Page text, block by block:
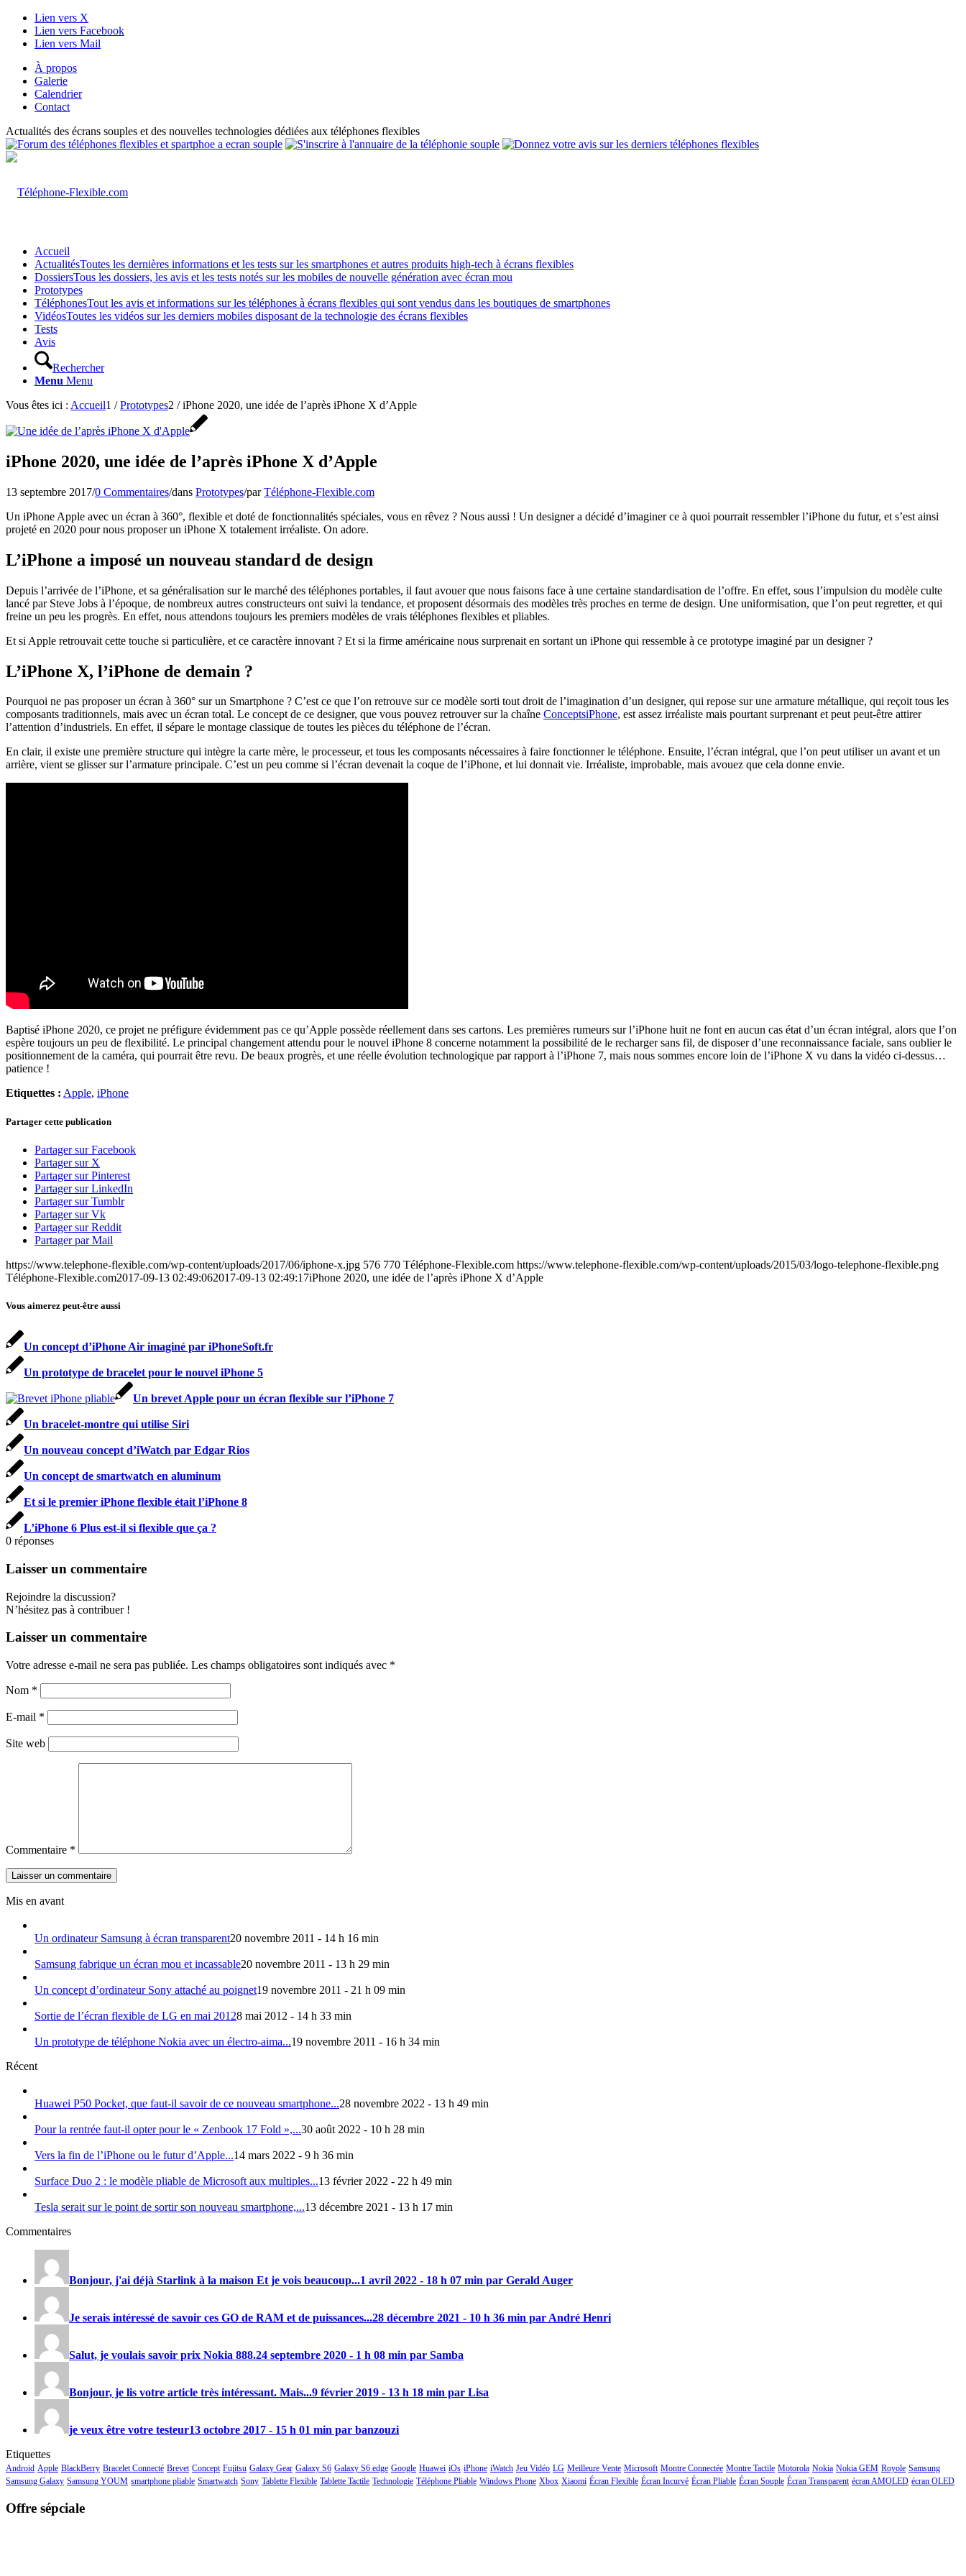
Lien vers X
Lien vers Facebook
Lien vers Mail
À propos
Galerie
Calendrier
Contact
Actualités des écrans souples et des nouvelles technologies dédiées aux téléphones flexibles
Accueil
ActualitésToutes les dernières informations et les tests sur les smartphones et autres produits high-tech à écrans flexibles
DossiersTous les dossiers, les avis et les tests notés sur les mobiles de nouvelle génération avec écran mou
Prototypes
TéléphonesTout les avis et informations sur les téléphones à écrans flexibles qui sont vendus dans les boutiques de smartphones
VidéosToutes les vidéos sur les derniers mobiles disposant de la technologie des écrans flexibles
Tests
Avis
Rechercher
Menu Menu
Vous êtes ici : Accueil1 / Prototypes2 / iPhone 2020, une idée de l’après iPhone X d’Apple
iPhone 2020, une idée de l’après iPhone X d’Apple
13 septembre 2017/0 Commentaires/dans Prototypes/parTéléphone-Flexible.com
Un iPhone Apple avec un écran à 360°, flexible et doté de fonctionnalités spéciales, vous en rêvez ? Nous aussi ! Un designer a décidé d’imaginer ce à quoi pourrait ressembler l’iPhone du futur, et s’est ainsi
projeté en 2020 pour nous proposer un iPhone X totalement irréaliste. On adore.
L’iPhone a imposé un nouveau standard de design
Depuis l’arrivée de l’iPhone, et sa généralisation sur le marché des téléphones portables, il faut avouer que nous faisons face à une certaine standardisation de l’offre. En effet, sous l’impulsion du modèle culte
lancé par Steve Jobs à l’époque, de nombreux autres constructeurs ont suivi la tendance, et proposent désormais des modèles très proches en terme de design. Une uniformisation, que l’on peut regretter, et qui
freine un peu les progrès. En effet, nous attendons toujours les premiers modèles de vrais téléphones flexibles et pliables.
Et si Apple retrouvait cette touche si particulière, et ce caractère innovant ? Et si la firme américaine nous surprenait en sortant un iPhone qui ressemble à ce prototype imaginé par un designer ?
L’iPhone X, l’iPhone de demain ?
Pourquoi ne pas proposer un écran à 360° sur un Smartphone ? C’est ce que l’on retrouve sur ce modèle sorti tout droit de l’imagination d’un designer, qui repose sur une armature métallique, qui reçoit tous les
composants traditionnels, mais avec un écran total. Le concept de ce designer, que vous pouvez retrouver sur la chaîne ConceptsiPhone, est assez irréaliste mais pourtant surprenant et peut peut-être attirer
l’attention d’industriels. En effet, il sépare le montage classique de toutes les pièces du téléphone de l’écran.
En clair, il existe une première structure qui intègre la carte mère, le processeur, et tous les composants nécessaires à faire fonctionner le téléphone. Ensuite, l’écran intégral, que l’on peut utiliser un avant et un
arrière, vient se glisser sur l’armature principale. C’est un peu comme si l’écran devenait la coque de l’iPhone, et lui donnait vie. Irréaliste, improbable, mais avouez que cela donne envie.
Baptisé iPhone 2020, ce projet ne préfigure évidemment pas ce qu’Apple possède réellement dans ses cartons. Les premières rumeurs sur l’iPhone huit ne font en aucun cas état d’un écran intégral, alors que l’on
espère toujours un peu de flexibilité. Le principal changement attendu pour le nouvel iPhone 8 concerne notamment la possibilité de le recharger sans fil, de disposer d’une reconnaissance faciale, sans oublier le
positionnement de la caméra, qui pourrait être revu. De beaux progrès, et une réelle évolution technologique par rapport à l’iPhone 7, mais nous sommes encore loin de l’iPhone X vu dans la vidéo ci-dessus…
patience !
Etiquettes : Apple, iPhone
Partager cette publication
Partager sur Facebook
Partager sur X
Partager sur Pinterest
Partager sur LinkedIn
Partager sur Tumblr
Partager sur Vk
Partager sur Reddit
Partager par Mail
https://www.telephone-flexible.com/wp-content/uploads/2017/06/iphone-x.jpg 576 770 Téléphone-Flexible.com https://www.telephone-flexible.com/wp-content/uploads/2015/03/logo-telephone-flexible.png
Téléphone-Flexible.com2017-09-13 02:49:062017-09-13 02:49:17iPhone 2020, une idée de l’après iPhone X d’Apple
Vous aimerez peut-être aussi
Un concept d’iPhone Air imaginé par iPhoneSoft.fr
Un prototype de bracelet pour le nouvel iPhone 5
Un brevet Apple pour un écran flexible sur l’iPhone 7
Un bracelet-montre qui utilise Siri
Un nouveau concept d’iWatch par Edgar Rios
Un concept de smartwatch en aluminum
Et si le premier iPhone flexible était l’iPhone 8
L’iPhone 6 Plus est-il si flexible que ça ?
0 réponses
Laisser un commentaire
Rejoindre la discussion?
N’hésitez pas à contribuer !
Laisser un commentaire
Votre adresse e-mail ne sera pas publiée. Les champs obligatoires sont indiqués avec *
Nom *
E-mail *
Site web
Commentaire *
Mis en avant
Un ordinateur Samsung à écran transparent20 novembre 2011 - 14 h 16 min
Samsung fabrique un écran mou et incassable20 novembre 2011 - 13 h 29 min
Un concept d’ordinateur Sony attaché au poignet19 novembre 2011 - 21 h 09 min
Sortie de l’écran flexible de LG en mai 20128 mai 2012 - 14 h 33 min
Un prototype de téléphone Nokia avec un électro-aima...19 novembre 2011 - 16 h 34 min
Récent
Huawei P50 Pocket, que faut-il savoir de ce nouveau smartphone...28 novembre 2022 - 13 h 49 min
Pour la rentrée faut-il opter pour le « Zenbook 17 Fold »,...30 août 2022 - 10 h 28 min
Vers la fin de l’iPhone ou le futur d’Apple...14 mars 2022 - 9 h 36 min
Surface Duo 2 : le modèle pliable de Microsoft aux multiples...13 février 2022 - 22 h 49 min
Tesla serait sur le point de sortir son nouveau smartphone,...13 décembre 2021 - 13 h 17 min
Commentaires
Bonjour, j'ai déjà Starlink à la maison Et je vois beaucoup...1 avril 2022 - 18 h 07 min par Gerald Auger
Je serais intéressé de savoir ces GO de RAM et de puissances...28 décembre 2021 - 10 h 36 min par André Henri
Salut, je voulais savoir prix Nokia 888.24 septembre 2020 - 1 h 08 min par Samba
Bonjour, je lis votre article très intéressant. Mais...9 février 2019 - 13 h 18 min par Lisa
je veux être votre testeur13 octobre 2017 - 15 h 01 min par banzouzi
Etiquettes
Android Apple BlackBerry Bracelet Connecté Brevet Concept Fujitsu Galaxy Gear Galaxy S6 Galaxy S6 edge Google Huawei iOs iPhone iWatch Jeu Vidéo LG Meilleure Vente Microsoft Montre Connectée Montre Tactile Motorola Nokia Nokia GEM Royole Samsung
Samsung Galaxy Samsung YOUM smartphone pliable Smartwatch Sony Tablette Flexible Tablette Tactile Technologie Téléphone Pliable Windows Phone Xbox Xiaomi Écran Flexible Écran Incurvé Écran Pliable Écran Souple Écran Transparent écran AMOLED écran OLED
Offre sépciale